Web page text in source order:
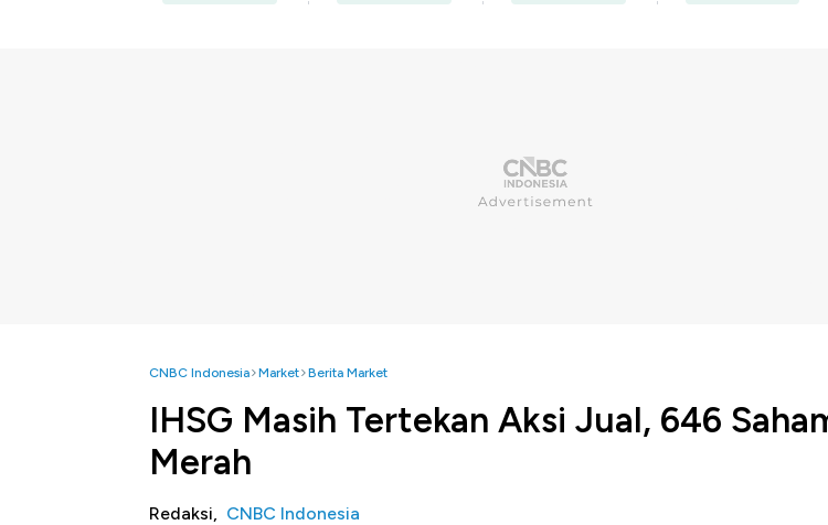
CNBC Indonesia Market Berita Market
IHSG Masih Tertekan Aksi Jual, 646
Merah
Redaksi, CNBC Indonesia